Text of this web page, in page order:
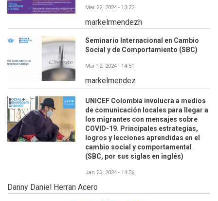
Mar 22, 2024 - 13:22
markelrmendezh
Seminario Internacional en Cambio
Social y de Comportamiento (SBC)
Mar 12, 2024 - 14:51
markelmendez
UNICEF Colombia involucra a medios
de comunicación locales para llegar a
los migrantes con mensajes sobre
COVID-19. Principales estrategias,
logros y lecciones aprendidas en el
cambio social y comportamental
(SBC, por sus siglas en inglés)
Jan 23, 2024 - 14:56
Danny Daniel Herran Acero